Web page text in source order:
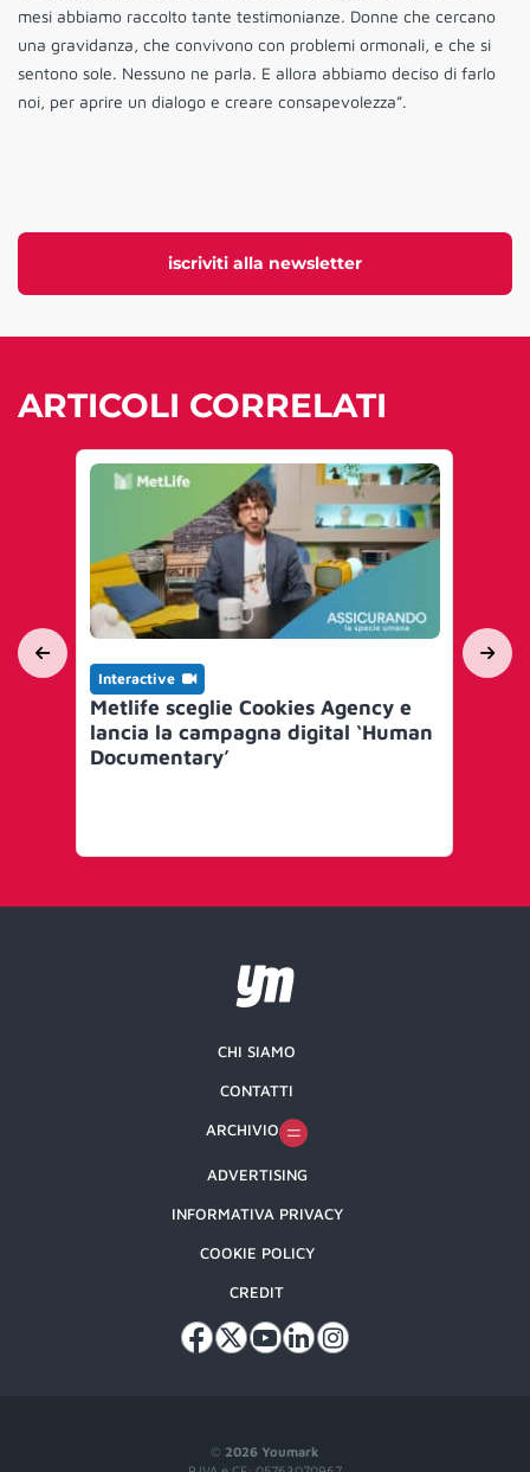
iscriviti alla newsletter
mesi abbiamo raccolto tante testimonianze. Donne che cercano
una gravidanza, che convivono con problemi ormonali, e che si
sentono sole. Nessuno ne parla. E allora abbiamo deciso di farlo
noi, per aprire un dialogo e creare consapevolezza”.
ARTICOLI CORRELATI
Interactive
Metlife sceglie Cookies Agency e
lancia la campagna digital ‘Human
Documentary’
© 2026 Youmark
CHI SIAMO
CONTATTI
ARCHIVIO
ADVERTISING
INFORMATIVA PRIVACY
COOKIE POLICY
CREDIT